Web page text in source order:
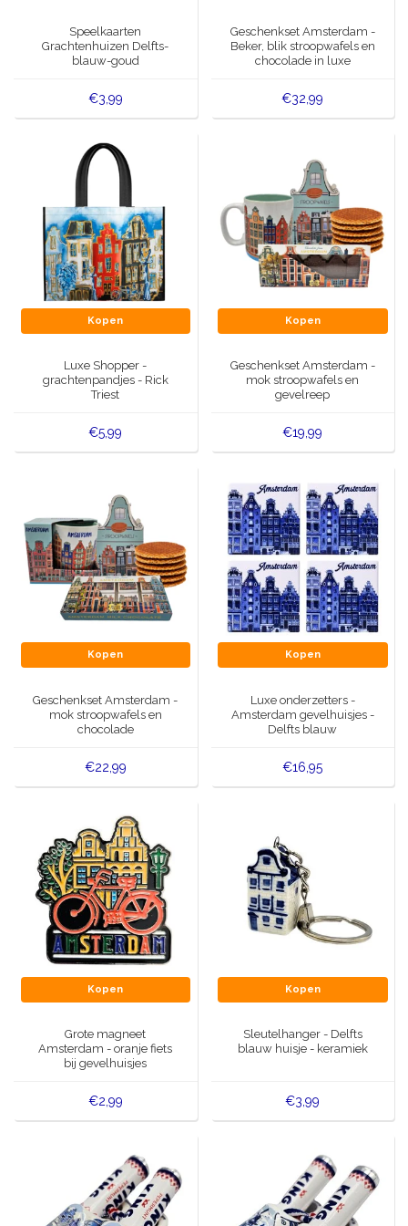
Wens & Ansichtkaarten
Koninghuis artikelen
Pins - Speldjes
Wandborden - Gekleurd en Delfts blauw
Peper en Zout stelletjes
Speelkaarten
Delfts blauwe magneten
Speelkaarten
Grachtenhuizen Delfts-
blauw-goud
€3,99
Geschenkset Amsterdam -
Beker, blik stroopwafels en
chocolade in luxe
€32,99
Kopen
Luxe Shopper -
grachtenpandjes - Rick
Triest
€5,99
Kopen
Geschenkset Amsterdam -
mok stroopwafels en
gevelreep
€19,99
Kopen
Geschenkset Amsterdam -
mok stroopwafels en
chocolade
€22,99
Kopen
Luxe onderzetters -
Amsterdam gevelhuisjes -
Delfts blauw
€16,95
Kopen
Grote magneet
Amsterdam - oranje fiets
bij gevelhuisjes
€2,99
Kopen
Sleutelhanger - Delfts
blauw huisje - keramiek
€3,99